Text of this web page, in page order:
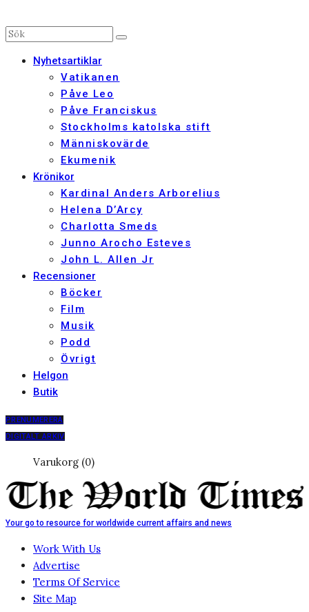
Nyhetsartiklar
Vatikanen
Påve Leo
Påve Franciskus
Stockholms katolska stift
Människovärde
Ekumenik
Krönikor
Kardinal Anders Arborelius
Helena D’Arcy
Charlotta Smeds
Junno Arocho Esteves
John L. Allen Jr
Recensioner
Böcker
Film
Musik
Podd
Övrigt
Helgon
Butik
PRENUMERERA
DIGITALT ARKIV
Varukorg (0)
Your go to resource for worldwide current affairs and news
Work With Us
Advertise
Terms Of Service
Site Map